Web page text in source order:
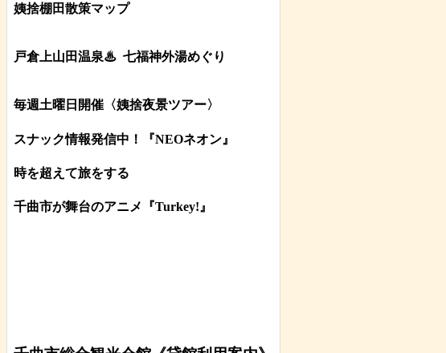
姨捨棚田散策マップ
戸倉上山田温泉♨ 七福神外湯めぐり
毎週土曜日開催〈姨捨夜景ツアー〉
スナック情報発信中！『NEOネオン』
時を超えて旅をする
千曲市が舞台のアニメ『Turkey!』